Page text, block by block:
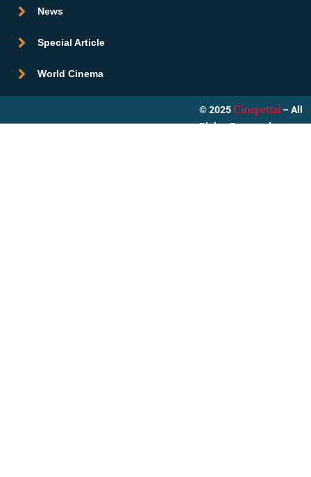
News
Special Article
World Cinema
© 2025 Cinepettai – All
Rights Reserved